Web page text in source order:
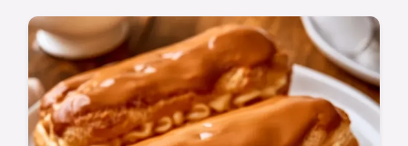
Une coque craquante pour ce Choux Sans
Œuf. On y trouve les étapes pour cuire vos
choux avec précision. Idéal pour un goûter
vegan et léger.